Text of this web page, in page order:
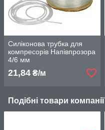
Силіконова трубка для
компресорів Напівпрозора
4/6 мм
21,84 ₴/м
Подібні товари компанії